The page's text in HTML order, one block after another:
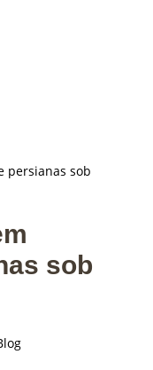
persianas sob
sob